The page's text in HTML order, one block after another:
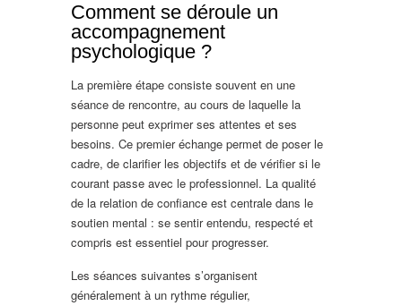
Comment se déroule un
accompagnement
psychologique ?
La première étape consiste souvent en une
séance de rencontre, au cours de laquelle la
personne peut exprimer ses attentes et ses
besoins. Ce premier échange permet de poser le
cadre, de clarifier les objectifs et de vérifier si le
courant passe avec le professionnel. La qualité
de la relation de confiance est centrale dans le
soutien mental : se sentir entendu, respecté et
compris est essentiel pour progresser.
Les séances suivantes s’organisent
généralement à un rythme régulier,